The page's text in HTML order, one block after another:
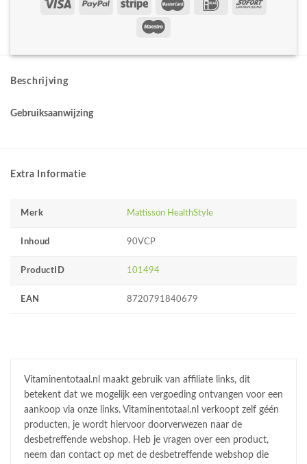
Beschrijving
Gebruiksaanwijzing
Extra Informatie
Merk Mattisson HealthStyle
Inhoud 90VCP
ProductID 101494
EAN 8720791840679
Vitaminentotaal.nl maakt gebruik van affiliate links, dit
betekent dat we mogelijk een vergoeding ontvangen voor een
aankoop via onze links. Vitaminentotaal.nl verkoopt zelf géén
producten, je wordt hiervoor doorverwezen naar de
desbetreffende webshop. Heb je vragen over een product,
neem dan contact op met de desbetreffende webshop die